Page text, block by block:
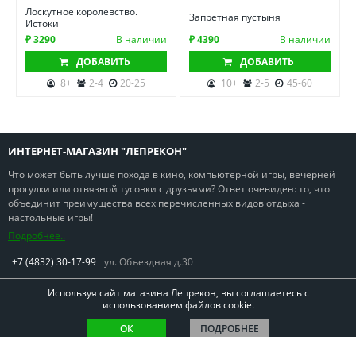
Лоскутное королевство.
Истоки
₽ 3290
В наличии
ДОБАВИТЬ
8+
2-4 20-25
Запретная пустыня
₽ 4390
В наличии
ДОБАВИТЬ
10+
2-5 45-60
ИНТЕРНЕТ-МАГАЗИН "ЛЕПРЕКОН"
Что может быть лучше похода в кино, компьютерной игры, вечерней
прогулки или отвязной тусовки с друзьями? Ответ очевиден: то, что
объединит преимущества всех перечисленных видов отдыха -
настольные игры!
Подробнее..
+7 (4832) 30-17-99 ул. Объездная д.30
Copyright © Лепрекон 2013-2026. Все права защищены
Используя сайт магазина Лепрекон, вы соглашаетесь с
использованием файлов cookie.
ОК
ПОДРОБНЕЕ